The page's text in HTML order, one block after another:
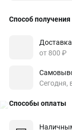
Способ получения
Доставка
от 800 ₽
Сегодня,
Способы оплаты